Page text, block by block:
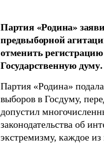
Партия «Родина»
предвыборной
отменить
Государственную
Партия «Родина»
выборов в Госдуму,
допустил
законодательства об
экстремизму, каждое